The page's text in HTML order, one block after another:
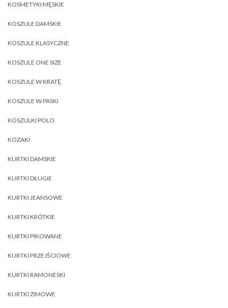
KOSMETYKI MĘSKIE
KOSZULE DAMSKIE
KOSZULE KLASYCZNE
KOSZULE ONE SIZE
KOSZULE W KRATĘ
KOSZULE W PASKI
KOSZULKI POLO
KOZAKI
KURTKI DAMSKIE
KURTKI DŁUGIE
KURTKI JEANSOWE
KURTKI KRÓTKIE
KURTKI PIKOWANE
KURTKI PRZEJŚCIOWE
KURTKI RAMONESKI
KURTKI ZIMOWE